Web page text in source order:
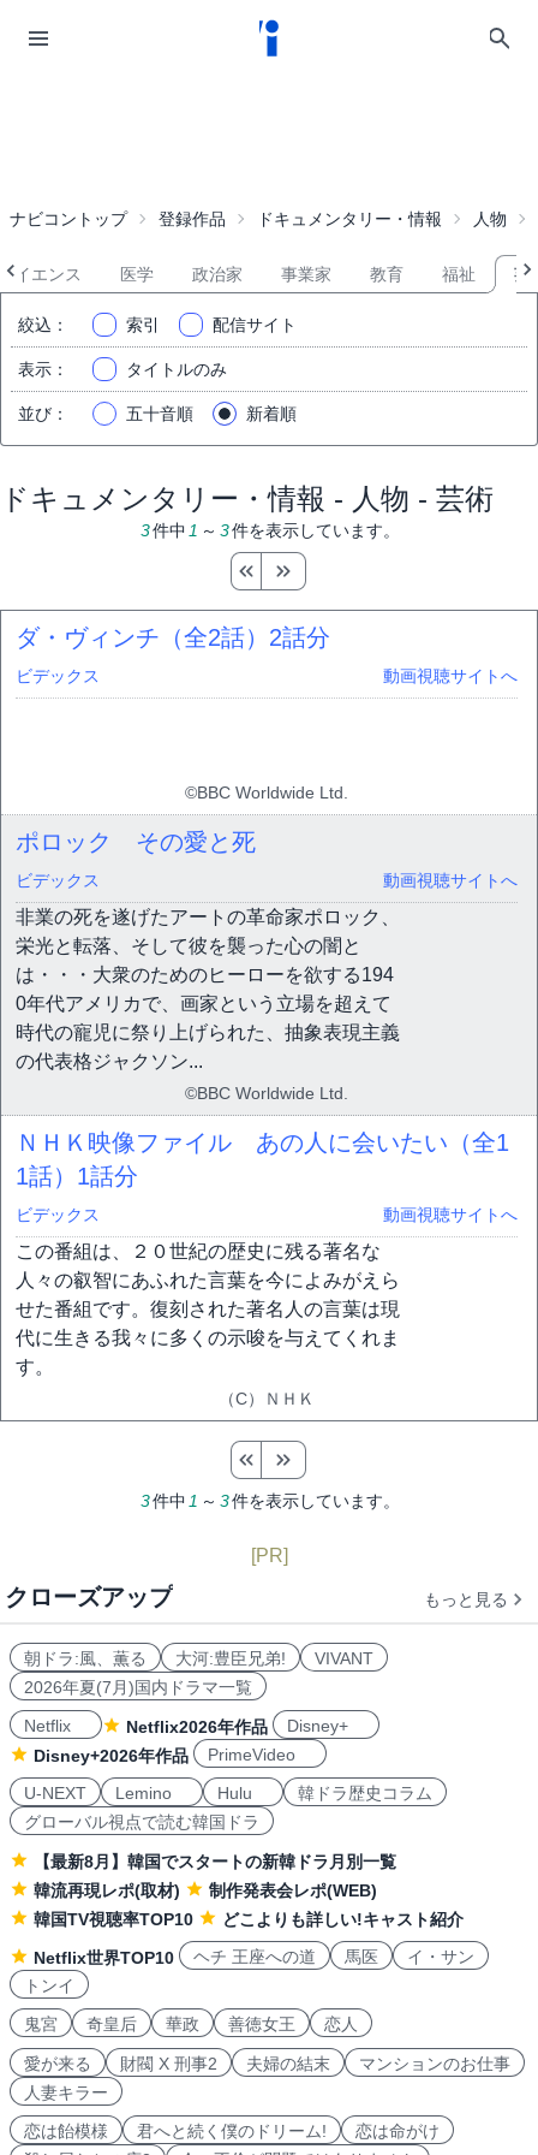
ナビコントップ 登録作品 ドキュメンタリー・情報 人物
イエンス 医学 政治家 事業家 教育 福祉 芸
絞込 ： 索引 配信サイト
表示 ： タイトルのみ
並び ： 五十音順 新着順
ドキュメンタリー・情報 - 人物 - 芸術
3件中 1 ～ 3件を表示しています。
ダ・ヴィンチ（全2話） 2話分
ビデックス 動画視聴サイトへ
©BBC Worldwide Ltd.
ポロック その愛と死
ビデックス 動画視聴サイトへ
非業の死を遂げたアートの革命家ポロック、
栄光と転落、そして彼を襲った心の闇と
は・・・大衆のためのヒーローを欲する194
0年代アメリカで、画家という立場を超えて
時代の寵児に祭り上げられた、抽象表現主義
の代表格ジャクソン...
©BBC Worldwide Ltd.
ＮＨＫ映像ファイル あの人に会いたい（全1
1話） 1話分
ビデックス 動画視聴サイトへ
この番組は、２０世紀の歴史に残る著名な
人々の叡智にあふれた言葉を今によみがえら
せた番組です。復刻された著名人の言葉は現
代に生きる我々に多くの示唆を与えてくれま
す。
（C）ＮＨＫ
3件中 1 ～ 3件を表示しています。
[PR]
クローズアップ もっと見る
朝ドラ:風、薫る 大河:豊臣兄弟!
VIVANT
2026年夏(7月)国内ドラマ一覧
Netflix
Netflix2026年作品
Disney+
Disney+2026年作品
PrimeVideo
U-NEXT
Lemino Hulu
韓ドラ歴史コラム
グローバル視点で読む韓国ドラ
【最新8月】韓国でスタートの新韓ドラ月別一覧
韓流再現レポ(取材)
制作発表会レポ(WEB)
韓国TV視聴率TOP10
どこよりも詳しい!キャスト紹介
Netflix世界TOP10
ヘチ 王座への道 馬医
イ・サン
トンイ
鬼宮
奇皇后 華政 善徳女王 恋人
愛が来る 財閥 X 刑事2 夫婦の結末
マンションのお仕事
人妻キラー
恋は飴模様
君へと続く僕のドリーム!
恋は命がけ